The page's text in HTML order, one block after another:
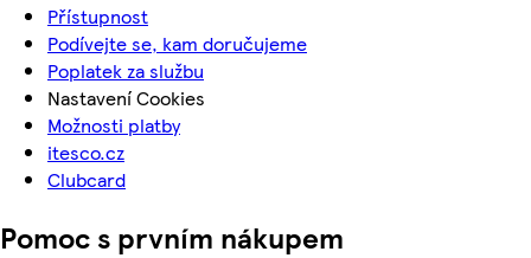
Přístupnost
Podívejte se, kam doručujeme
Poplatek za službu
Nastavení Cookies
Možnosti platby
itesco.cz
Clubcard
Pomoc s prvním nákupem